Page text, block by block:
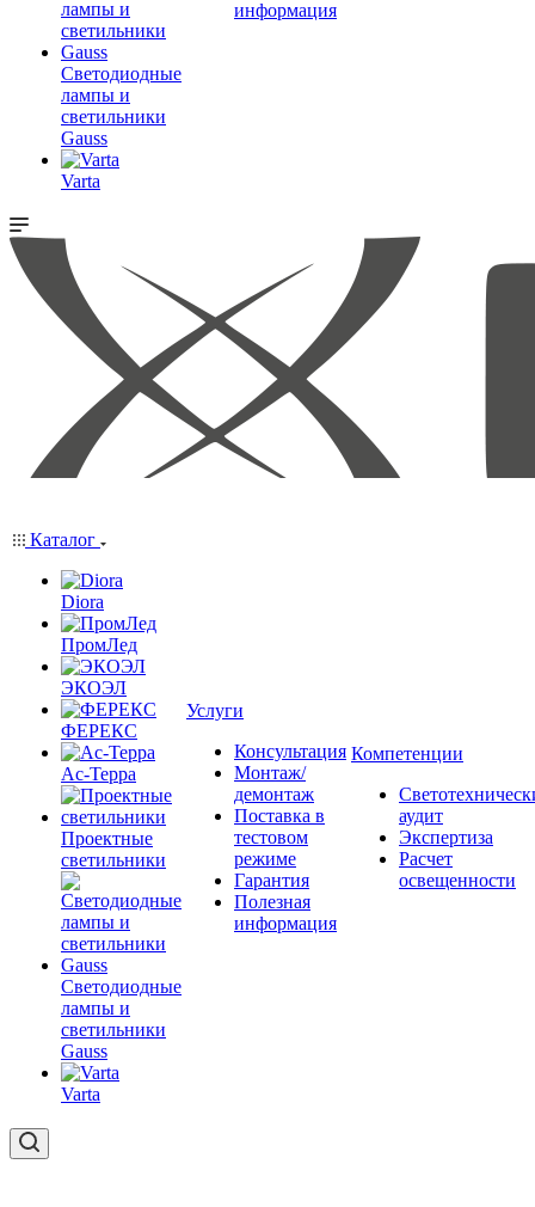
Светодиодные
лампы и
светильники
Gauss
Varta
информация
Каталог
Diora
ПромЛед
ЭКОЭЛ
ФЕРЕКС
Ас-Терра
Проектные
светильники
Светодиодные
лампы и
светильники
Gauss
Varta
Услуги
Консультация
Монтаж/
демонтаж
Поставка в
тестовом
режиме
Гарантия
Полезная
информация
Компетенции
аудит
Экспертиза
Расчет
освещенности